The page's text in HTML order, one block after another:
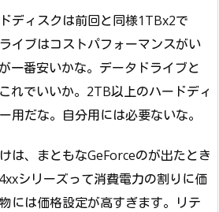
ディスクは前回と同様1TBx2で
イブはコストパフォーマンスがい
一番安いかな。データドライブと
れでいいか。2TB以上のハードディ
用だな。自分用には必要ないな。
は、まともなGeForceのが出たとき
シリーズって消費電力の割りに価
には価格設定が高すぎます。リテ